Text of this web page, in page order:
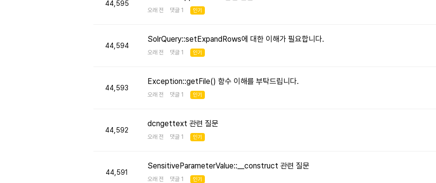
44,595
오래 전 댓글 1 인기
44,594
SolrQuery::setExpandRows에 대한 이해가 필요합니다.
오래 전 댓글 1 인기
44,593
Exception::getFile() 함수 이해를 부탁드립니다.
오래 전 댓글 1 인기
44,592
dcngettext 관련 질문
오래 전 댓글 1 인기
44,591
SensitiveParameterValue::__construct 관련 질문
오래 전 댓글 1 인기